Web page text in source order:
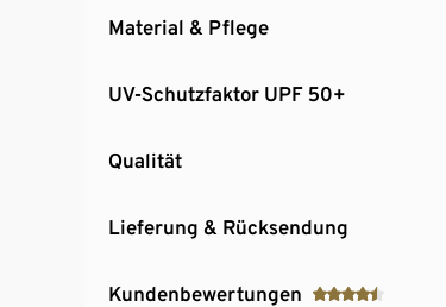
Material & Pflege
UV-Schutzfaktor UPF 50+
Qualität
Lieferung & Rücksendung
Kundenbewertungen